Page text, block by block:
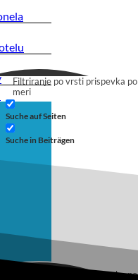
Filtriranje po vrsti prispevka po
meri
Suche auf Seiten
Suche in Beiträgen
Filtriranje po vrsti prispevka po